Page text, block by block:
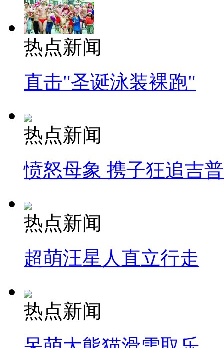
热点新闻
直击"圣诞泳装裸跑"
热点新闻
愤怒母象 携子狂追吉
热点新闻
超萌汪星人直立行走
热点新闻